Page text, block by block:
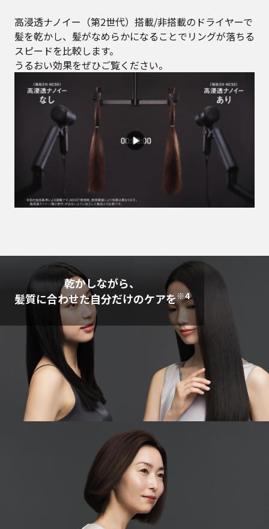
高浸透ナノイー（第2世代）搭載/非搭載のドライヤーで
髪を乾かし、髪がなめらかになることでリングが落ちる
スピードを比較します。
うるおい効果をぜひご覧ください。
乾かしながら、
髪質に合わせた自分だけのケアを※4